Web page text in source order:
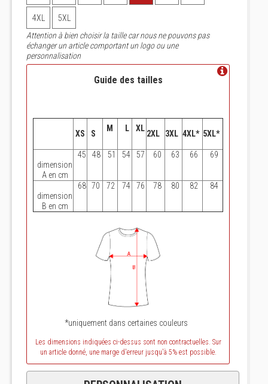
4XL
5XL
Attention à bien choisir la taille car nous ne pouvons pas
échanger un article comportant un logo ou une
personnalisation
Guide des tailles
XS S
M L XL
2XL 3XL 4XL* 5XL*
dimension
A en cm
45 48 51 54 57 60 63 66 69
dimension
B en cm
68 70 72 74 76 78 80 82 84
*uniquement dans certaines couleurs
Les dimensions indiquées ci-dessus sont non contractuelles. Sur
un article donné, une marge d'erreur jusqu'à 5% est possible.